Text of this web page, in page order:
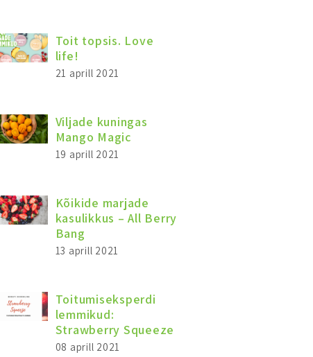
Toit topsis. Love
life!
21 aprill 2021
Viljade kuningas
Mango Magic
19 aprill 2021
Kõikide marjade
kasulikkus – All Berry
Bang
13 aprill 2021
Toitumiseksperdi
lemmikud:
Strawberry Squeeze
08 aprill 2021